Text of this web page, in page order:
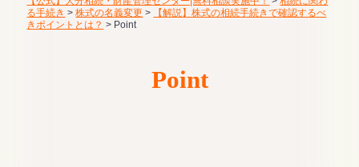
る手続き >株式の名義変更 >
【解説】株式の相続手続きで確認するべ
きポイントとは？ > Point
Point